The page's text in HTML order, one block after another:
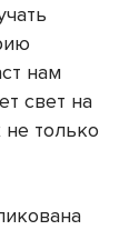
нам
свет на
только